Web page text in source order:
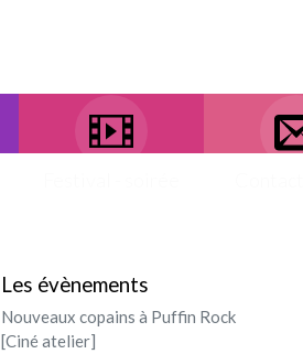
Les évènements
Nouveaux copains à Puffin Rock
[Ciné atelier]